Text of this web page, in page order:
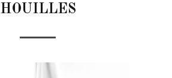
HOUILLES